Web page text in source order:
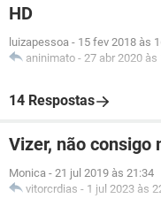
HD
luizapessoa - 15 fev 2018 às
aninimato - 27 abr 2020 às
14 Respostas
Vizer, não consigo
Monica - 21 jul 2019 às 21:34
vitorcrdias - 1 jul 2023 às